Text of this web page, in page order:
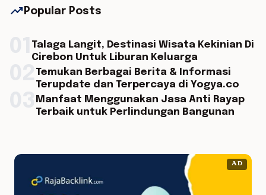
trending_up Popular Posts
Talaga Langit, Destinasi Wisata Kekinian Di
Cirebon Untuk Liburan Keluarga
Temukan Berbagai Berita & Informasi
Terupdate dan Terpercaya di Yogya.co
Manfaat Menggunakan Jasa Anti Rayap
Terbaik untuk Perlindungan Bangunan
AD